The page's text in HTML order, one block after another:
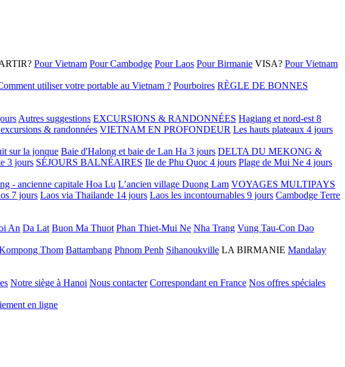
Pour Vietnam Pour Cambodge Pour Laos Pour Birmanie VISA? Pour Vietnam
utiliser votre portable au Vietnam ? Pourboires RÈGLE DE BONNES
Autres suggestions EXCURSIONS & RANDONNÉES Hagiang et nord-est 8
& randonnées VIETNAM EN PROFONDEUR Les hauts plateaux 4 jours
sur la jonque Baie d'Halong et baie de Lan Ha 3 jours DELTA DU MEKONG &
3 jours SÉJOURS BALNÉAIRES Ile de Phu Quoc 4 jours Plage de Mui Ne 4 jours
- ancienne capitale Hoa Lu L’ancien village Duong Lam VOYAGES MULTIPAYS
7 jours Laos via Thailande 14 jours Laos les incontournables 9 jours Cambodge Terre
An Da Lat Buon Ma Thuot Phan Thiet-Mui Ne Nha Trang Vung Tau-Con Dao
Thom Battambang Phnom Penh Sihanoukville LA BIRMANIE Mandalay
Notre siège à Hanoi Nous contacter Correspondant en France Nos offres spéciales
en ligne